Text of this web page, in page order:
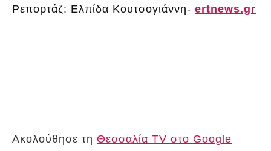
Ρεπορτάζ: Ελπίδα Κουτσογιάννη- ertnews.gr
Ακολούθησε τη Θεσσαλία TV στο Google